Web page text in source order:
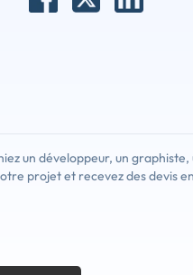
un développeur, un
projet et recevez des devis